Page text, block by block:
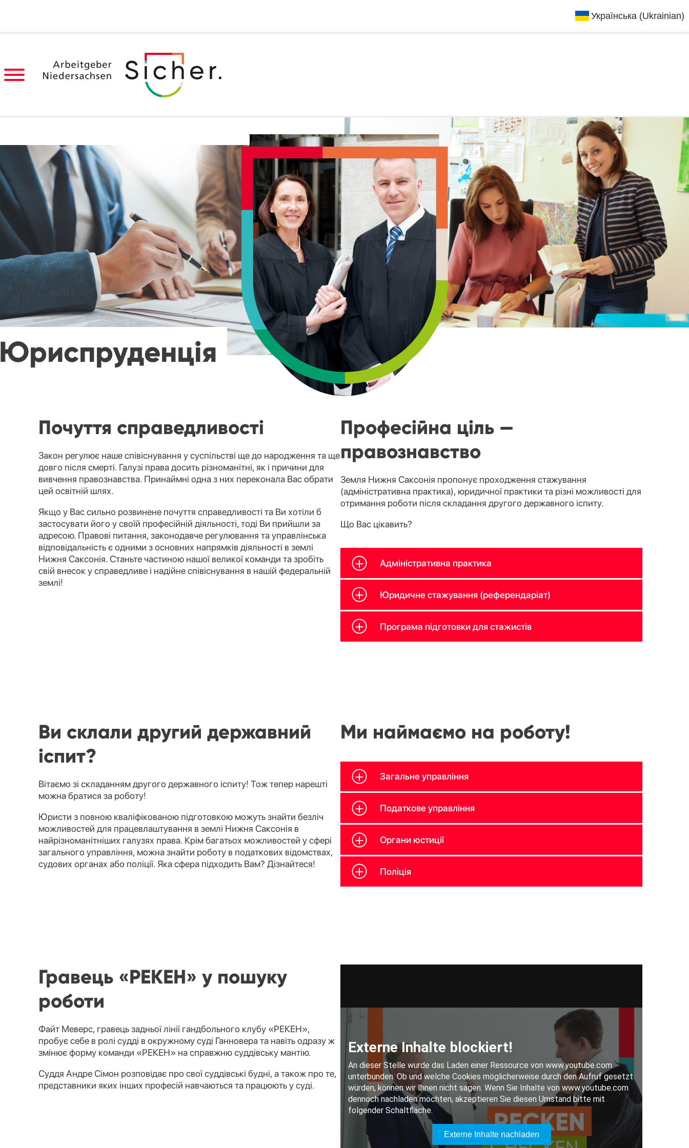
Почуття справедливості
Закон регулює наше співіснування у суспільстві ще до народження та ще
довго після смерті. Галузі права досить різноманітні, як і причини для
вивчення правознавства. Принаймні одна з них переконала Вас обрати
цей освітній шлях.
Якщо у Вас сильно розвинене почуття справедливості та Ви хотіли б
застосувати його у своїй професійній діяльності, тоді Ви прийшли за
адресою. Правові питання, законодавче регулювання та управлінська
відповідальність є одними з основних напрямків діяльності в землі
Нижня Саксонія. Станьте частиною нашої великої команди та зробіть
свій внесок у справедливе і надійне співіснування в нашій федеральній
землі!
Професійна ціль —
правознавство
Земля Нижня Саксонія пропонує проходження стажування
(адміністративна практика), юридичної практики та різні можливості для
отримання роботи після складання другого державного іспиту.
Що Вас цікавить?
Адміністративна практика
Юридичне стажування (референдаріат)
Програма підготовки для стажистів
Ви склали другий державний
іспит?
Вітаємо зі складанням другого державного іспиту! Тож тепер нарешті
можна братися за роботу!
Юристи з повною кваліфікованою підготовкою можуть знайти безліч
можливостей для працевлаштування в землі Нижня Саксонія в
найрізноманітніших галузях права. Крім багатьох можливостей у сфері
загального управління, можна знайти роботу в податкових відомствах,
судових органах або поліції. Яка сфера підходить Вам? Дізнайтеся!
Ми наймаємо на роботу!
Загальне управління
Податкове управління
Органи юстиції
Поліція
Гравець «РЕКЕН» у пошуку
роботи
Файт Меверс, гравець задньої лінії гандбольного клубу «РЕКЕН»,
пробує себе в ролі судді в окружному суді Ганновера та навіть одразу ж
змінює форму команди «РЕКЕН» на справжню суддівську мантію.
Суддя Андре Сімон розповідає про свої суддівські будні, а також про те,
представники яких інших професій навчаються та працюють у суді.